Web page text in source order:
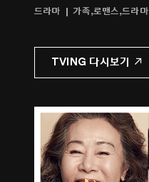
드라마 가족,로맨스,드라마
TVING 다시보기